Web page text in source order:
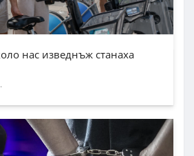
нас изведнъж станаха